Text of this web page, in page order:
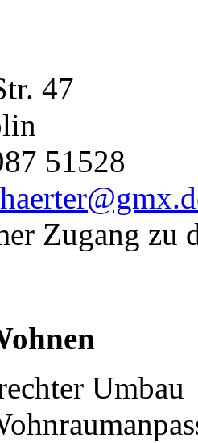
47
51528
Zugang zu
Umbau